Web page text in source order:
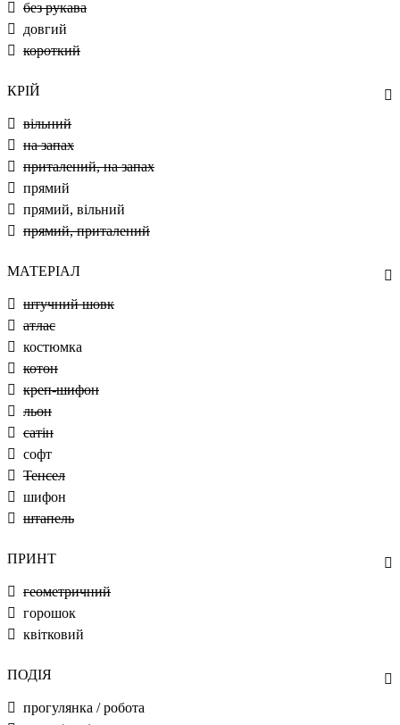
без рукава
довгий
короткий
КРІЙ
вільний
на запах
приталений, на запах
прямий
прямий, вільний
прямий, приталений
МАТЕРІАЛ
штучний шовк
атлас
костюмка
котон
креп-шифон
льон
сатін
софт
Тенсел
шифон
штапель
ПРИНТ
геометричний
горошок
квітковий
ПОДІЯ
прогулянка / робота